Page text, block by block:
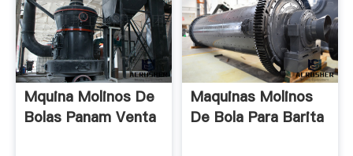
Mquina Molinos De
Bolas Panam Venta
Maquinas Molinos
De Bola Para Barita